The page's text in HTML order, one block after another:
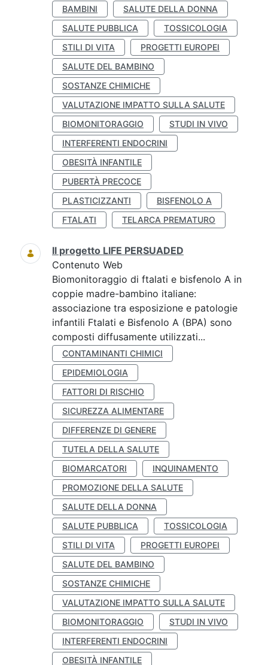
BAMBINI
SALUTE DELLA DONNA
SALUTE PUBBLICA
TOSSICOLOGIA
STILI DI VITA
PROGETTI EUROPEI
SALUTE DEL BAMBINO
SOSTANZE CHIMICHE
VALUTAZIONE IMPATTO SULLA SALUTE
BIOMONITORAGGIO
STUDI IN VIVO
INTERFERENTI ENDOCRINI
OBESITÀ INFANTILE
PUBERTÀ PRECOCE
PLASTICIZZANTI
BISFENOLO A
FTALATI
TELARCA PREMATURO
Il progetto LIFE PERSUADED
Contenuto Web
Biomonitoraggio di ftalati e bisfenolo A in
coppie madre-bambino italiane:
associazione tra esposizione e patologie
infantili Ftalati e Bisfenolo A (BPA) sono
composti diffusamente utilizzati...
CONTAMINANTI CHIMICI
EPIDEMIOLOGIA
FATTORI DI RISCHIO
SICUREZZA ALIMENTARE
DIFFERENZE DI GENERE
TUTELA DELLA SALUTE
BIOMARCATORI
INQUINAMENTO
PROMOZIONE DELLA SALUTE
SALUTE DELLA DONNA
SALUTE PUBBLICA
TOSSICOLOGIA
STILI DI VITA
PROGETTI EUROPEI
SALUTE DEL BAMBINO
SOSTANZE CHIMICHE
VALUTAZIONE IMPATTO SULLA SALUTE
BIOMONITORAGGIO
STUDI IN VIVO
INTERFERENTI ENDOCRINI
OBESITÀ INFANTILE